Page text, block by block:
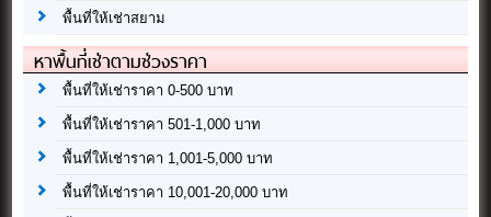
พื้นที่ให้เช่าสยาม
หาพื้นที่เช่าตามช่วงราคา
พื้นที่ให้เช่าราคา 0-500 บาท
พื้นที่ให้เช่าราคา 501-1,000 บาท
พื้นที่ให้เช่าราคา 1,001-5,000 บาท
พื้นที่ให้เช่าราคา 10,001-20,000 บาท